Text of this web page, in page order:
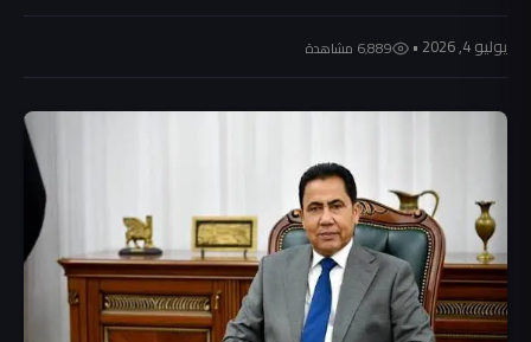
يوليو 4, 2026 • 6٬889 مشاهدة